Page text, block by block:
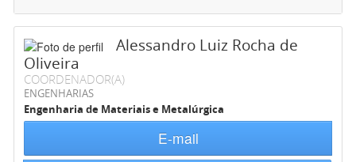
Alessandro Luiz Rocha de
Oliveira
COORDENADOR(A)
ENGENHARIAS
Engenharia de Materiais e Metalúrgica
E-mail